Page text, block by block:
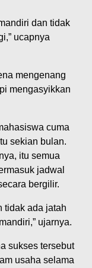
dan tidak
ucapnya
mengenang
mengasyikkan
cuma
sekian bulan.
itu semua
jadwal
bergilir.
tidak ada jatah
ujarnya.
sukses tersebut
usaha selama